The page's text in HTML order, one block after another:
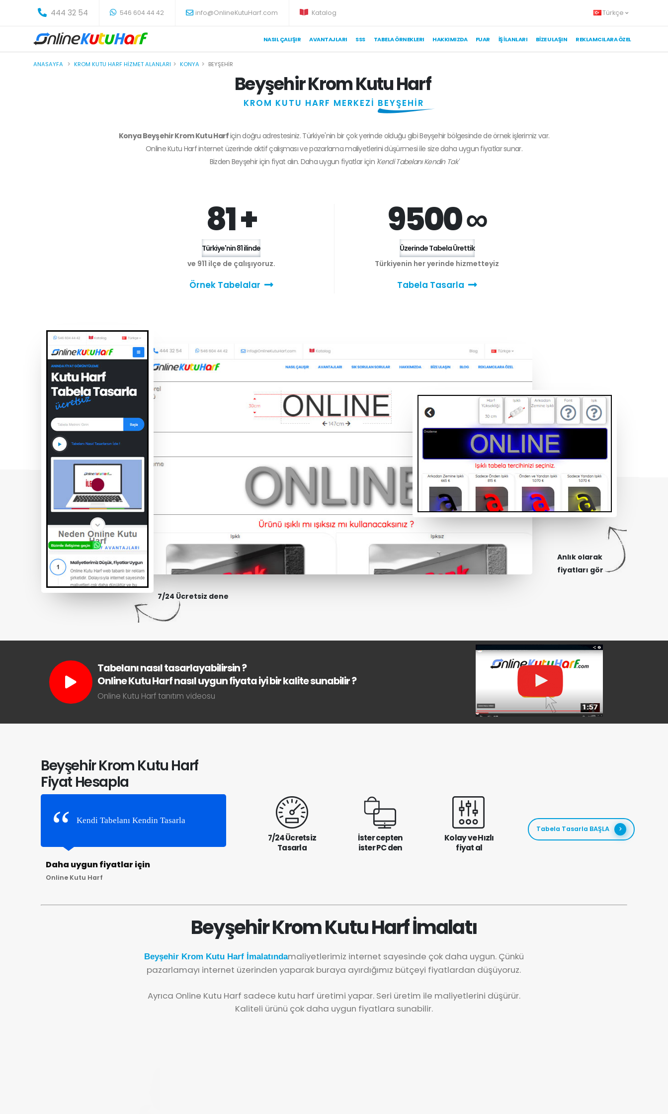
444 32 54 546 604 44 42 info@OnlineKutuHarf.com Katalog Türkçe
NASIL ÇALIŞIR AVANTAJLARI SSS TABELA ÖRNEKLERI HAKKIMIZDA FUAR İŞ İLANLARI BIZE ULAŞIN REKLAMCILARA ÖZEL
ANASAYFA KROM KUTU HARF HIZMET ALANLARI KONYA BEYŞEHIR
Beyşehir Krom Kutu Harf
KROM KUTU HARF MERKEZİ BEYŞEHİR
Konya Beyşehir Krom Kutu Harfiçin doğru adrestesiniz. Türkiye'nin bir çok yerinde olduğu gibi Beyşehir bölgesinde de örnek işlerimiz var.
Online Kutu Harf internet üzerinde aktif çalışması ve pazarlama maliyetlerini düşürmesi ile size daha uygun fiyatlar sunar.
Bizden Beyşehiriçin fiyat alın. Daha uygun fiyatlar için 'Kendi Tabelanı Kendin Tak'
81 +
Türkiye'nin 81 ilinde
ve 911 ilçe de çalışıyoruz.
Örnek Tabelalar
9500 ∞
Üzerinde Tabela Ürettik
Türkiyenin her yerinde hizmetteyiz
Tabela Tasarla
7/24 Ücretsiz dene
Anlık olarak
fiyatları gör
Tabelanı nasıl tasarlayabilirsin ?
Online Kutu Harf nasıl uygun fiyata iyi bir kalite sunabilir ?
Online Kutu Harf tanıtım videosu
Beyşehir Krom Kutu Harf
Fiyat Hesapla
Kendi Tabelanı Kendin Tasarla
Daha uygun fiyatlar için
Online Kutu Harf
7/24 Ücretsiz
Tasarla
İster cepten
ister PC den
Kolay ve Hızlı
fiyat al
Tabela Tasarla BAŞLA
Beyşehir Krom Kutu Harf İmalatı
Beyşehir Krom Kutu Harf İmalatındamaliyetlerimiz internet sayesinde çok daha uygun. Çünkü
pazarlamayı internet üzerinden yaparak buraya ayırdığımız bütçeyi fiyatlardan düşüyoruz.
Ayrıca Online Kutu Harf sadece kutu harf üretimi yapar. Seri üretim ile maliyetlerini düşürür.
Kaliteli ürünü çok daha uygun fiyatlara sunabilir.